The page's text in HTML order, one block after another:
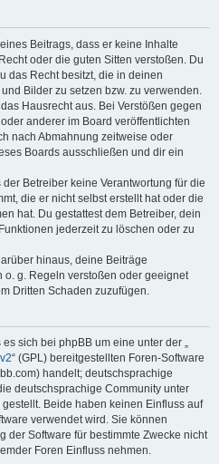
Beitrags, dass er keine Inhalte
oder die guten Sitten verstoßen. Du
das Recht besitzt, die in deinen
Bilder zu setzen bzw. zu verwenden.
Hausrecht aus. Bei Verstößen gegen
anderer im Board veröffentlichten
nach Abmahnung zeitweise oder
Boards ausschließen und dir ein
Betreiber keine Verantwortung für die
die er nicht selbst erstellt hat oder die
hat. Du gestattest dem Betreiber, dein
jederzeit zu löschen oder zu
hinaus, deine Beiträge
g. Regeln verstoßen oder geeignet
Dritten Schaden zuzufügen.
sich bei phpBB um eine unter der „
“ (GPL) bereitgestellten Foren-Software
handelt; deutschsprachige
deutschsprachige Community unter
Beide haben keinen Einfluss auf
verwendet wird. Sie können
der Software für bestimmte Zwecke nicht
Foren Einfluss nehmen.